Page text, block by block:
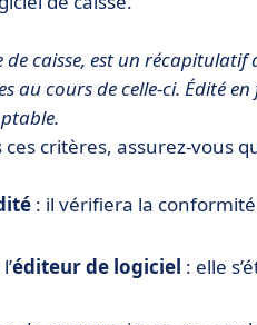
caisse, est un
au cours de celle-ci. Édité
critères, assurez-vous
: il vérifiera la
éditeur de logiciel : elle